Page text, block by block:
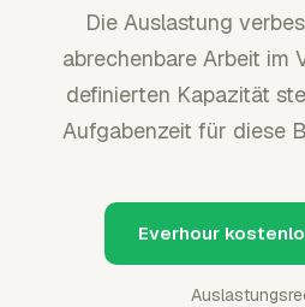
Die Auslastung
abrechenbare Arbeit im
definierten Kapazität
Aufgabenzeit für diese
Everhour